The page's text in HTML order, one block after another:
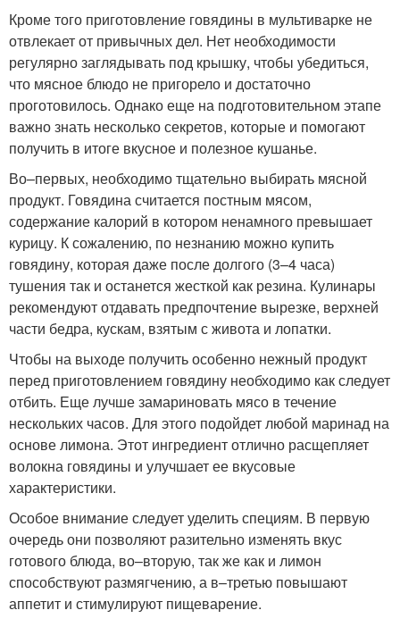
Кроме того приготовление говядины в мультиварке не
отвлекает от привычных дел. Нет необходимости
регулярно заглядывать под крышку, чтобы убедиться,
что мясное блюдо не пригорело и достаточно
проготовилось. Однако еще на подготовительном этапе
важно знать несколько секретов, которые и помогают
получить в итоге вкусное и полезное кушанье.
Во–первых, необходимо тщательно выбирать мясной
продукт. Говядина считается постным мясом,
содержание калорий в котором ненамного превышает
курицу. К сожалению, по незнанию можно купить
говядину, которая даже после долгого (3–4 часа)
тушения так и останется жесткой как резина. Кулинары
рекомендуют отдавать предпочтение вырезке, верхней
части бедра, кускам, взятым с живота и лопатки.
Чтобы на выходе получить особенно нежный продукт
перед приготовлением говядину необходимо как следует
отбить. Еще лучше замариновать мясо в течение
нескольких часов. Для этого подойдет любой маринад на
основе лимона. Этот ингредиент отлично расщепляет
волокна говядины и улучшает ее вкусовые
характеристики.
Особое внимание следует уделить специям. В первую
очередь они позволяют разительно изменять вкус
готового блюда, во–вторую, так же как и лимон
способствуют размягчению, а в–третью повышают
аппетит и стимулируют пищеварение.